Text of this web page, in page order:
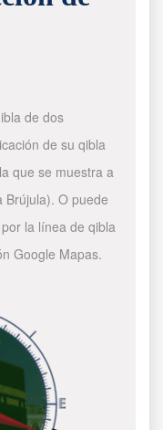
de dos
de su qibla
que se muestra a
Brújula). O puede
la línea de qibla
Google Mapas.